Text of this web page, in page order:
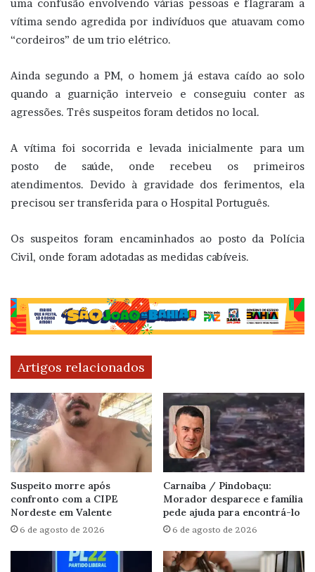
uma confusão envolvendo várias pessoas e flagraram a
vítima sendo agredida por indivíduos que atuavam como
“cordeiros” de um trio elétrico.
Ainda segundo a PM, o homem já estava caído ao solo
quando a guarnição interveio e conseguiu conter as
agressões. Três suspeitos foram detidos no local.
A vítima foi socorrida e levada inicialmente para um
posto de saúde, onde recebeu os primeiros
atendimentos. Devido à gravidade dos ferimentos, ela
precisou ser transferida para o Hospital Português.
Os suspeitos foram encaminhados ao posto da Polícia
Civil, onde foram adotadas as medidas cabíveis.
Artigos relacionados
Suspeito morre após
confronto com a CIPE
Nordeste em Valente
6 de agosto de 2026
Carnaíba / Pindobaçu:
Morador desparece e família
pede ajuda para encontrá-lo
6 de agosto de 2026